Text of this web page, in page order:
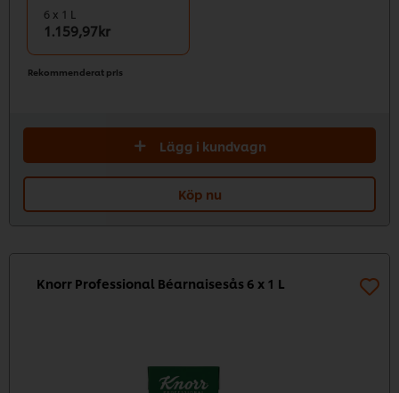
6 x 1 L
1.159,97kr
Rekommenderat pris
Lägg i kundvagn
Köp nu
Knorr Professional Béarnaisesås 6 x 1 L